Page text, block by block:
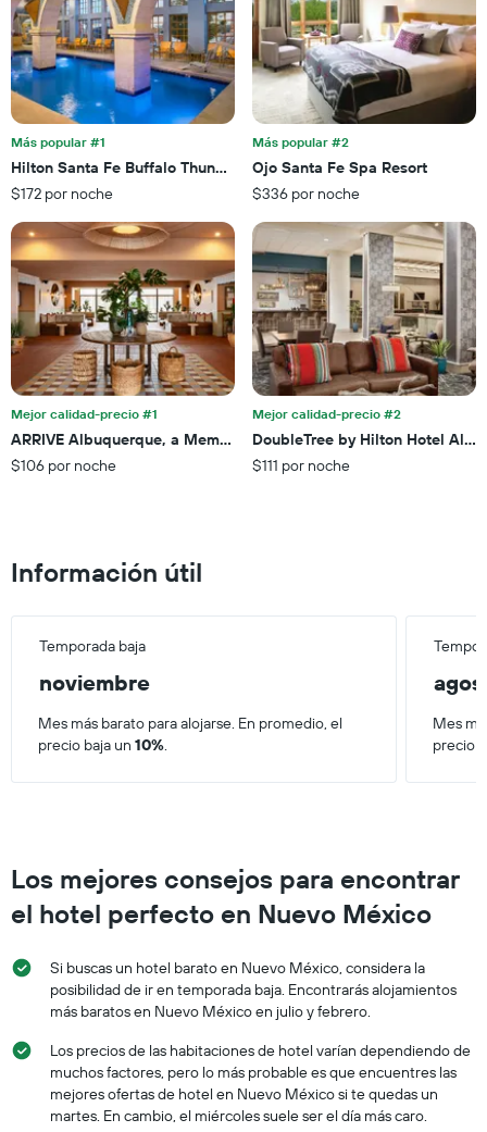
X
que
indica
el
precio
promedio
de
una
habitación
para
este
fin
de
semana,
calculado
a
partir
de
los
últimos
3 días.
que
indica
la
cantidad
de
días
que
faltan
para
la
estadía
El
gráfico
muestra
1
eje
Y
que
indica
precio
promedio
de
Más popular #1
Hilton Santa Fe Buffalo Thunder
$172 por noche
Más popular #2
Ojo Santa Fe Spa Resort
$336 por noche
Mejor calidad-precio #1
ARRIVE Albuquerque, a Member of Design Hotels
$106 por noche
Mejor calidad-precio #2
DoubleTree by Hilton Hotel
$111 por noche
Información útil
Temporada baja
noviembre
Mes más barato para alojarse. En promedio, el
precio baja un 10%.
Mes
precio
Los mejores consejos para encontrar
el hotel perfecto en Nuevo México
Si buscas un hotel barato en Nuevo México, considera la
posibilidad de ir en temporada baja. Encontrarás alojamientos
más baratos en Nuevo México en julio y febrero.
Los precios de las habitaciones de hotel varían dependiendo de
muchos factores, pero lo más probable es que encuentres las
mejores ofertas de hotel en Nuevo México si te quedas un
martes. En cambio, el miércoles suele ser el día más caro.